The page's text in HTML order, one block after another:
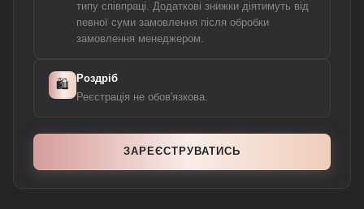
типу співпраці. Додаткові знижки діятимуть від
певної суми замовлення після обробки
замовлення менеджером.
🛍️ Роздріб
Реєстрація не обов'язкова.
ЗАРЕЄСТРУВАТИСЬ